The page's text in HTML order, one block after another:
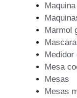
Marmol
Medidor
Mesa
Mesas
Mesas